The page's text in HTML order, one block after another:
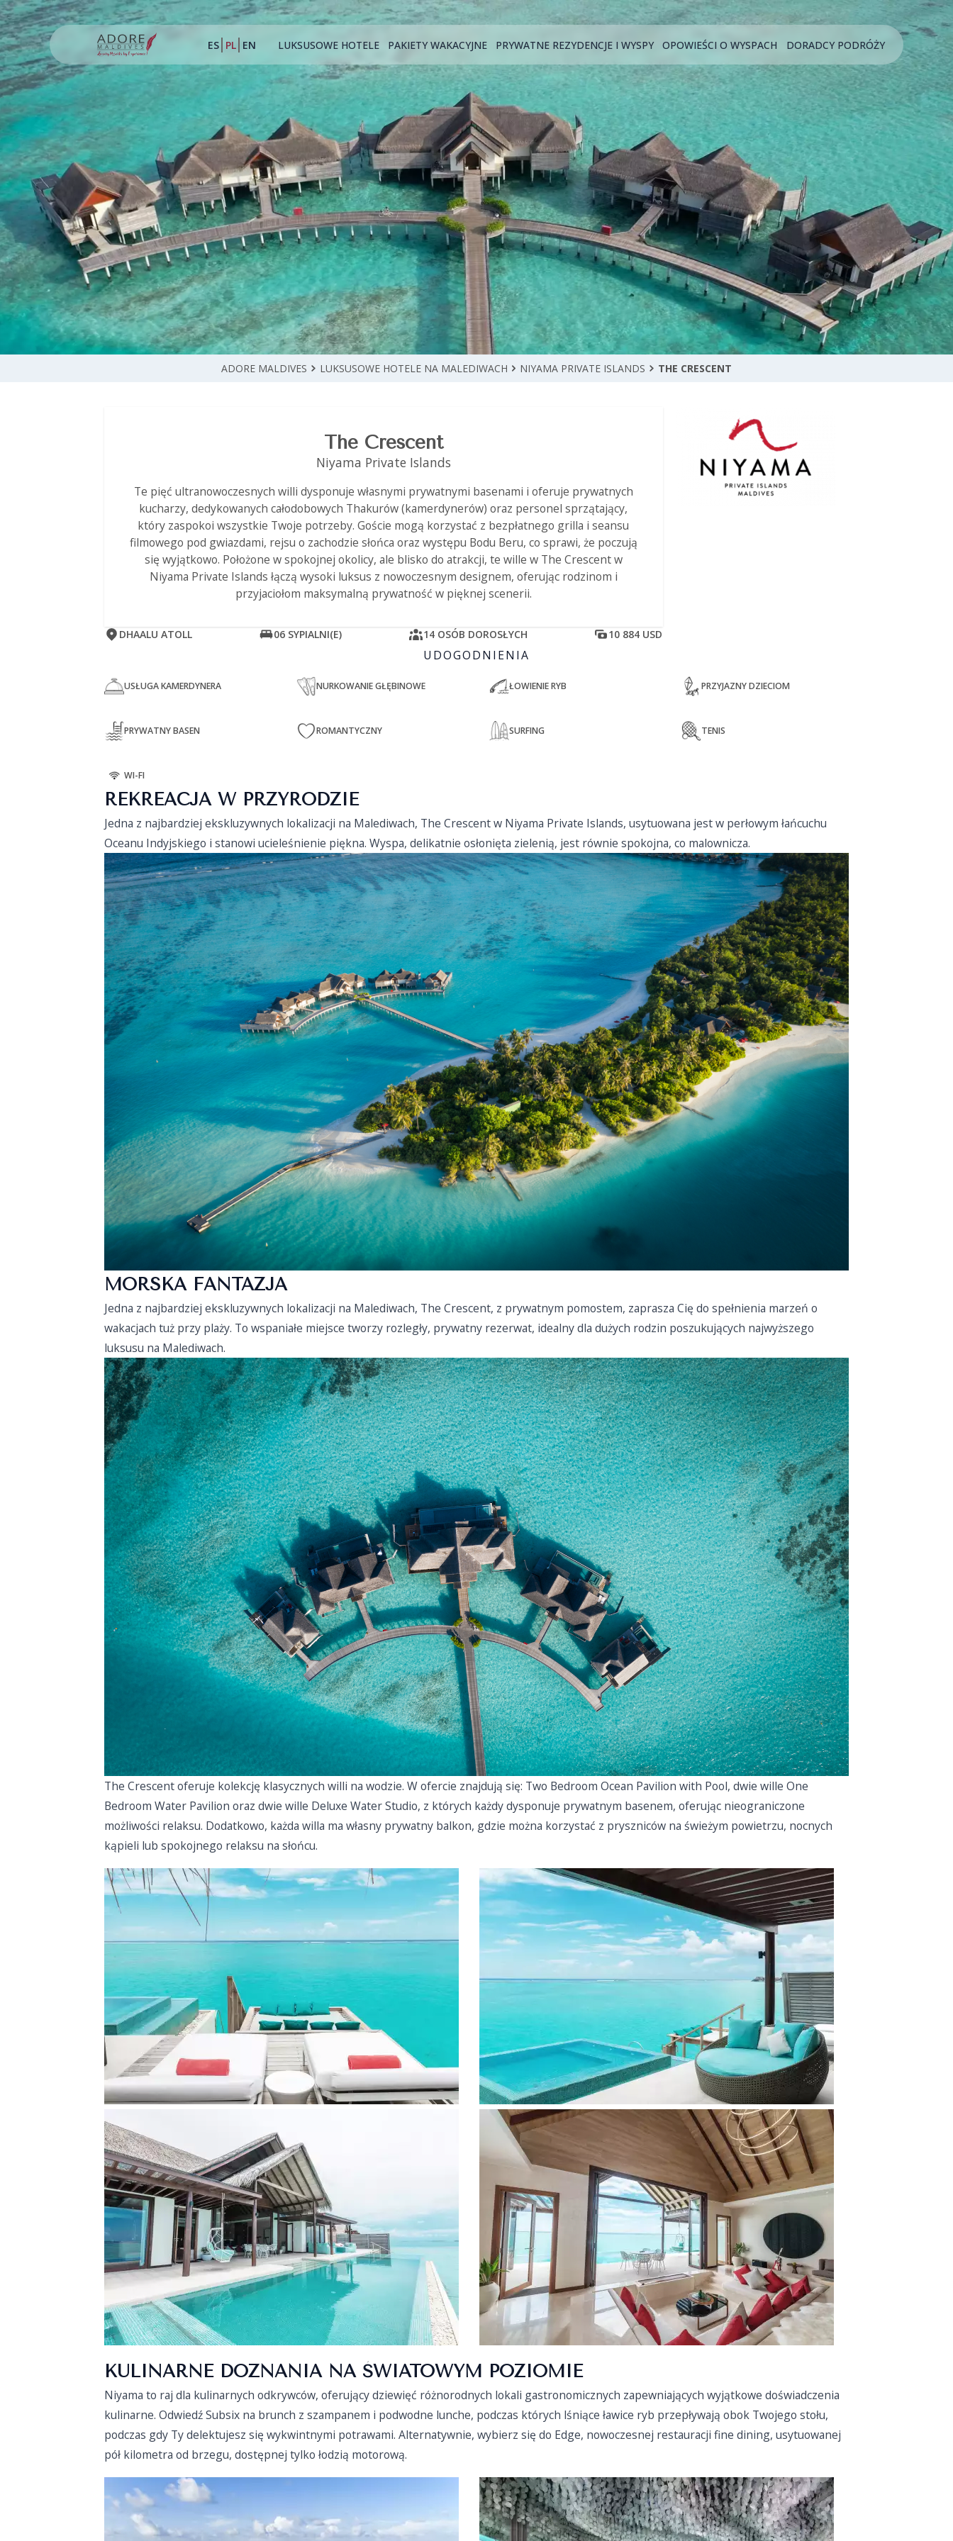
ES PL EN LUKSUSOWE HOTELE PAKIETY WAKACYJNE PRYWATNE REZYDENCJE I WYSPY OPOWIEŚCI O WYSPACH DORADCY PODRÓŻY
ADORE MALDIVES LUKSUSOWE HOTELE NA MALEDIWACH NIYAMA PRIVATE ISLANDS THE CRESCENT
The Crescent
Niyama Private Islands
Te pięć ultranowoczesnych willi dysponuje własnymi prywatnymi basenami i oferuje prywatnych
kucharzy, dedykowanych całodobowych Thakurów (kamerdynerów) oraz personel sprzątający,
który zaspokoi wszystkie Twoje potrzeby. Goście mogą korzystać z bezpłatnego grilla i seansu
filmowego pod gwiazdami, rejsu o zachodzie słońca oraz występu Bodu Beru, co sprawi, że poczują
się wyjątkowo. Położone w spokojnej okolicy, ale blisko do atrakcji, te wille w The Crescent w
Niyama Private Islands łączą wysoki luksus z nowoczesnym designem, oferując rodzinom i
przyjaciołom maksymalną prywatność w pięknej scenerii.
DHAALU ATOLL 06 SYPIALNI(E) 14 OSÓB DOROSŁYCH 10 884 USD
UDOGODNIENIA
USŁUGA KAMERDYNERA NURKOWANIE GŁĘBINOWE ŁOWIENIE RYB PRZYJAZNY DZIECIOM
PRYWATNY BASEN ROMANTYCZNY SURFING TENIS
WI-FI
REKREACJA W PRZYRODZIE
Jedna z najbardziej ekskluzywnych lokalizacji na Malediwach, The Crescent w Niyama Private Islands, usytuowana jest w perłowym łańcuchu
Oceanu Indyjskiego i stanowi ucieleśnienie piękna. Wyspa, delikatnie osłonięta zielenią, jest równie spokojna, co malownicza.
MORSKA FANTAZJA
Jedna z najbardziej ekskluzywnych lokalizacji na Malediwach, The Crescent, z prywatnym pomostem, zaprasza Cię do spełnienia marzeń o
wakacjach tuż przy plaży. To wspaniałe miejsce tworzy rozległy, prywatny rezerwat, idealny dla dużych rodzin poszukujących najwyższego
luksusu na Malediwach.
The Crescent oferuje kolekcję klasycznych willi na wodzie. W ofercie znajdują się: Two Bedroom Ocean Pavilion with Pool, dwie wille One
Bedroom Water Pavilion oraz dwie wille Deluxe Water Studio, z których każdy dysponuje prywatnym basenem, oferując nieograniczone
możliwości relaksu. Dodatkowo, każda willa ma własny prywatny balkon, gdzie można korzystać z pryszniców na świeżym powietrzu, nocnych
kąpieli lub spokojnego relaksu na słońcu.
KULINARNE DOZNANIA NA ŚWIATOWYM POZIOMIE
Niyama to raj dla kulinarnych odkrywców, oferujący dziewięć różnorodnych lokali gastronomicznych zapewniających wyjątkowe doświadczenia
kulinarne. Odwiedź Subsix na brunch z szampanem i podwodne lunche, podczas których lśniące ławice ryb przepływają obok Twojego stołu,
podczas gdy Ty delektujesz się wykwintnymi potrawami. Alternatywnie, wybierz się do Edge, nowoczesnej restauracji fine dining, usytuowanej
pół kilometra od brzegu, dostępnej tylko łodzią motorową.